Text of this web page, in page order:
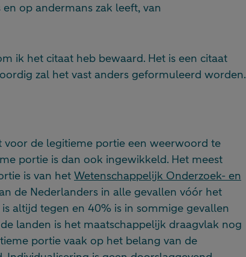
op andermans zak leeft, van
ik het citaat heb bewaard. Het is een citaat
zal het vast anders geformuleerd worden.
de legitieme portie een weerwoord te
portie is dan ook ingewikkeld. Het meest
is van het Wetenschappelijk Onderzoek- en
de Nederlanders in alle gevallen vóór het
altijd tegen en 40% is in sommige gevallen
landen is het maatschappelijk draagvlak nog
portie vaak op het belang van de